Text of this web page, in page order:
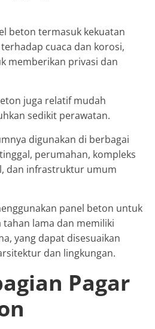
beton termasuk kekuatan
cuaca dan korosi,
memberikan privasi dan
juga relatif mudah
sedikit perawatan.
digunakan di berbagai
perumahan, kompleks
dan infrastruktur umum
panel beton untuk
lama dan memiliki
yang dapat disesuaikan
dan lingkungan.
Pagar